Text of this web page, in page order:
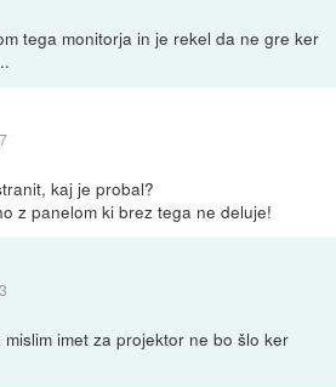
tega monitorja in je rekel da ne gre ker
kaj je probal?
z panelom ki brez tega ne deluje!
imet za projektor ne bo šlo ker